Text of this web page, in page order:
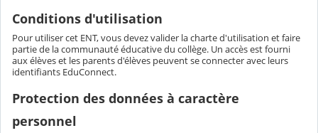
Conditions d'utilisation
Pour utiliser cet ENT, vous devez valider la charte d'utilisation et faire
partie de la communauté éducative du collège. Un accès est fourni
aux élèves et les parents d'élèves peuvent se connecter avec leurs
identifiants EduConnect.
Protection des données à caractère
personnel